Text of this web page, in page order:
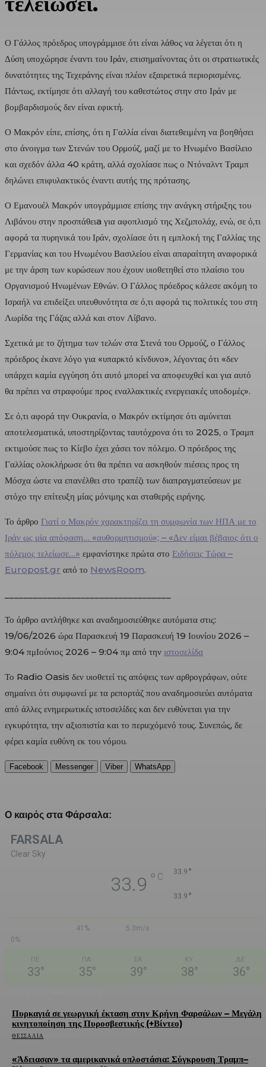
Ο Γάλλος πρόεδρος υπογράμμισε ότι είναι λάθος να λέγεται ότι η
Δύση υποχώρησε έναντι του Ιράν, επισημαίνοντας ότι οι στρατιωτικές
δυνατότητες της Τεχεράνης είναι πλέον εξαιρετικά περιορισμένες.
Πάντως, εκτίμησε ότι αλλαγή του καθεστώτος στην στο Ιράν με
βομβαρδισμούς δεν είναι εφικτή.
Ο Μακρόν είπε, επίσης, ότι η Γαλλία είναι διατεθειμένη να βοηθήσει
στο άνοιγμα των Στενών του Ορμούζ, μαζί με το Ηνωμένο Βασίλειο
και σχεδόν άλλα 40 κράτη, αλλά σχολίασε πως ο Ντόναλντ Τραμπ
δηλώνει επιφυλακτικός έναντι αυτής της πρότασης.
Ο Εμανουέλ Μακρόν υπογράμμισε επίσης την ανάγκη στήριξης του
Λιβάνου στην προσπάθειa για αφοπλισμό της Χεζμπολάχ, ενώ, σε ό,τι
αφορά τα πυρηνικά του Ιράν, σχολίασε ότι η εμπλοκή της Γαλλίας της
Γερμανίας και του Ηνωμένου Βασιλείου είναι απαραίτητη αναφορικά
με την άρση των κυρώσεων που έχουν υιοθετηθεί στο πλαίσιο του
Οργανισμού Ηνωμένων Εθνών. Ο Γάλλος πρόεδρος κάλεσε ακόμη το
Ισραήλ να επιδείξει υπευθυνότητα σε ό,τι αφορά τις πολιτικές του στη
Λωρίδα της Γάζας αλλά και στον Λίβανο.
Σχετικά με το ζήτημα των τελών στα Στενά του Ορμούζ, ο Γάλλος
πρόεδρος έκανε λόγο για «υπαρκτό κίνδυνο», λέγοντας ότι «δεν
υπάρχει καμία εγγύηση ότι αυτό μπορεί να αποφευχθεί και για αυτό
θα πρέπει να στραφούμε προς εναλλακτικές ενεργειακές υποδομές».
Σε ό,τι αφορά την Ουκρανία, ο Μακρόν εκτίμησε ότι αμύνεται
αποτελεσματικά, υποστηρίζοντας ταυτόχρονα ότι το 2025, ο Τραμπ
εκτιμούσε πως το Κίεβο έχει χάσει τον πόλεμο. Ο πρόεδρος της
Γαλλίας ολοκλήρωσε ότι θα πρέπει να ασκηθούν πιέσεις προς τη
Μόσχα ώστε να επανέλθει στο τραπέζι των διαπραγματεύσεων με
στόχο την επίτευξη μίας μόνιμης και σταθερής ειρήνης.
Το άρθρο Γιατί ο Μακρόν χαρακτηρίζει τη συμφωνία των ΗΠΑ με το
Ιράν ως μία απόφαση… «αυθορμητισμού»; – «Δεν είμαι βέβαιος ότι ο
πόλεμος τελείωσε…» εμφανίστηκε πρώτα στο Ειδήσεις Τώρα –
Europost.gr από το NewsRoom.
Το άρθρο αντλήθηκε και αναδημοσιεύθηκε αυτόματα στις:
19/06/2026 ώρα Παρασκευή 19 Παρασκευή 19 Ιουνίου 2026 –
9:04 πμΙούνιος 2026 – 9:04 πμ από την ιστοσελίδα
Το Radio Oasis δεν υιοθετεί τις απόψεις των αρθρογράφων, ούτε
σημαίνει ότι συμφωνεί με τα ρεπορτάζ που αναδημοσιεύει αυτόματα
από άλλες ενημερωτικές ιστοσελίδες και δεν ευθύνεται για την
εγκυρότητα, την αξιοπιστία και το περιεχόμενό τους. Συνεπώς, δε
φέρει καμία ευθύνη εκ του νόμου.
Facebook Messenger Viber WhatsApp
Ο καιρός στα Φάρσαλα:
FARSALA
Clear Sky
33.9 ° C 33.9 °
33.9 °
41%
5.3m/s
0%
ΠΕ
33°
ΠΑ
35°
ΣΑ
39°
ΚΥ
38°
ΔΕ
36°
Πυρκαγιά σε γεωργική έκταση στην Κρήνη Φαρσάλων – Μεγάλη
κινητοποίηση της Πυροσβεστικής (+Βίντεο)
ΘΕΣΣΑΛΊΑ
«Άδειασαν» τα αμερικανικά οπλοστάσια: Σύγκρουση Τραμπ–